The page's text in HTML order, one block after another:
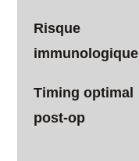
Risque
immunologique
Timing optimal
post-op